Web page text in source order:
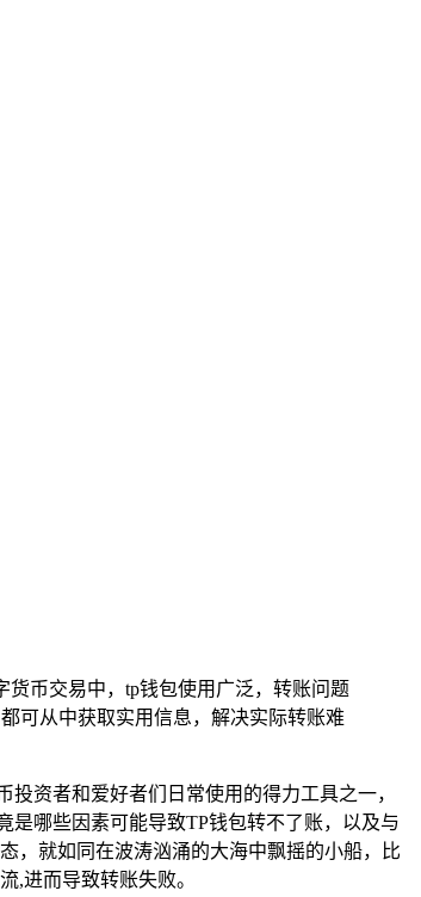
币交易中，tp钱包使用广泛，转账问题
可从中获取实用信息，解决实际转账难
资者和爱好者们日常使用的得力工具之一，
是哪些因素可能导致TP钱包转不了账，以及与
，就如同在波涛汹涌的大海中飘摇的小船，比
,进而导致转账失败。